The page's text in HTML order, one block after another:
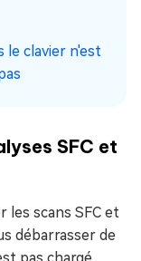
le clavier n'est
SFC et
les scans SFC et
débarrasser de
pas chargé